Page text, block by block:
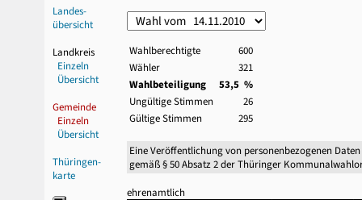
Landes-
übersicht
Landkreis
Einzeln
Übersicht
Gemeinde
Einzeln
Übersicht
Thüringen-
karte
Wahlberechtigte
600
Wähler
321
Wahlbeteiligung
53,5 %
Ungültige Stimmen
26
Gültige Stimmen
295
Eine Veröffentlichung von personenbezogenen
gemäß § 50 Absatz 2 der Thüringer
ehrenamtlich